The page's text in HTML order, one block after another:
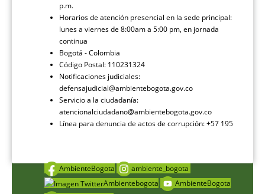
p.m.
Horarios de atención presencial en la sede principal:
lunes a viernes de 8:00am a 5:00 pm, en jornada
continua
Bogotá - Colombia
Código Postal: 110231324
Notificaciones judiciales:
defensajudicial@ambientebogota.gov.co
Servicio a la ciudadanía:
atencionalciudadano@ambientebogota.gov.co
Línea para denuncia de actos de corrupción: +57 195
AmbienteBogota
ambiente_bogota
Ambientebogota
AmbienteBogota